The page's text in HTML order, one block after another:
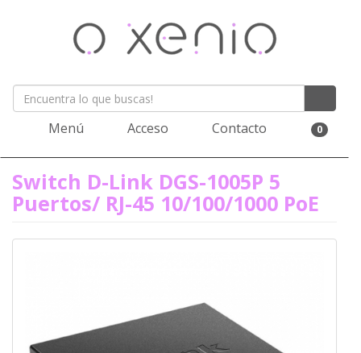
Menú Acceso Contacto 0
Switch D-Link DGS-1005P 5
Puertos/ RJ-45 10/100/1000 PoE